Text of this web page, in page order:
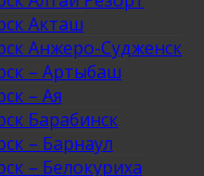
Акташ
Анжеро-Судженск
– Артыбаш
– Ая
Барабинск
– Барнаул
– Белокуриха